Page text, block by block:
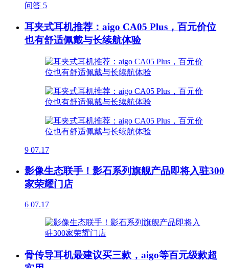
问答 5
耳夹式耳机推荐：aigo CA05 Plus，百元价位
也有舒适佩戴与长续航体验
9 07.17
影像生态联手！影石系列旗舰产品即将入驻300
家荣耀门店
6 07.17
骨传导耳机最建议买三款，aigo等百元级款超